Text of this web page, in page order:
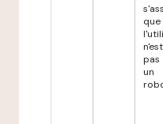
que
n'est
pas
un